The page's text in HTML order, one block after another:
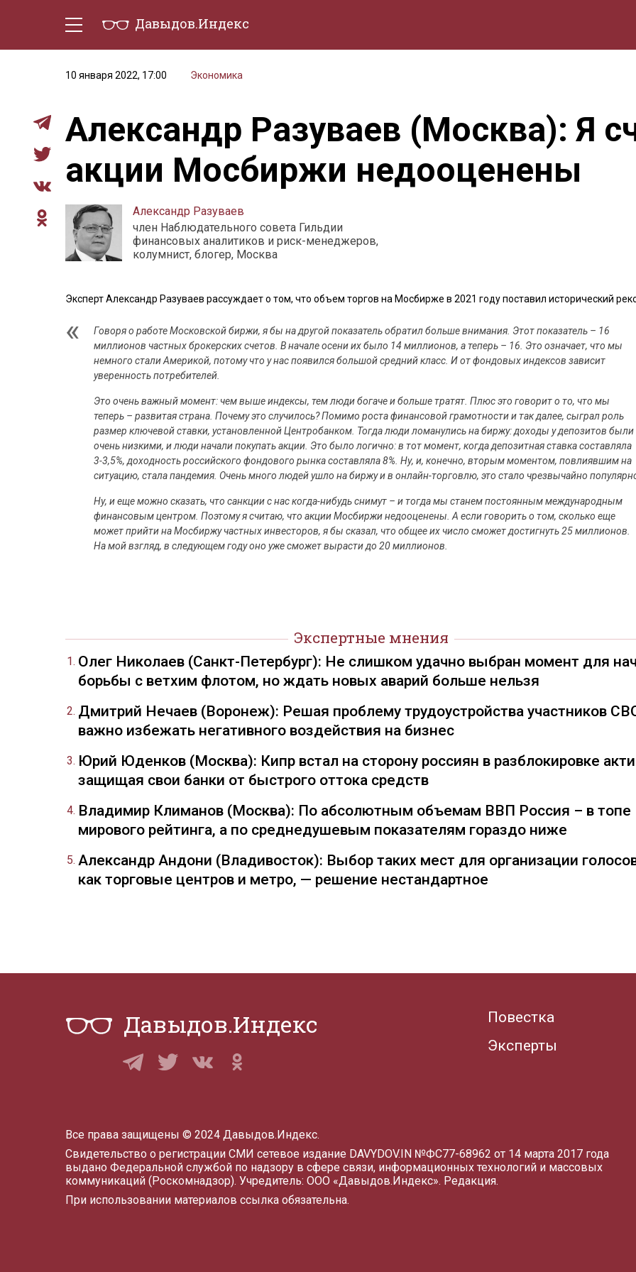
Давыдов.Индекс
10 января 2022, 17:00
Экономика
Александр Разуваев (Москва): Я
акции Мосбиржи недооценены
Александр Разуваев
член Наблюдательного совета Гильдии
финансовых аналитиков и риск-менеджеров,
колумнист, блогер, Москва
Эксперт Александр Разуваев рассуждает о том, что объем торгов на Мосбирже в 2021 году поставил исторический
Говоря о работе Московской биржи, я бы на другой показатель обратил больше внимания. Этот показатель – 16
миллионов частных брокерских счетов. В начале осени их было 14 миллионов, а теперь – 16. Это означает, что мы
немного стали Америкой, потому что у нас появился большой средний класс. И от фондовых индексов зависит
уверенность потребителей.
Это очень важный момент: чем выше индексы, тем люди богаче и больше тратят. Плюс это говорит о то, что мы
теперь – развитая страна. Почему это случилось? Помимо роста финансовой грамотности и так далее, сыграл роль
размер ключевой ставки, установленной Центробанком. Тогда люди ломанулись на биржу: доходы у депозитов были
очень низкими, и люди начали покупать акции. Это было логично: в тот момент, когда депозитная ставка составляла
3-3,5%, доходность российского фондового рынка составляла 8%. Ну, и, конечно, вторым моментом, повлиявшим на
ситуацию, стала пандемия. Очень много людей ушло на биржу и в онлайн-торговлю, это стало чрезвычайно
Ну, и еще можно сказать, что санкции с нас когда-нибудь снимут – и тогда мы станем постоянным международным
финансовым центром. Поэтому я считаю, что акции Мосбиржи недооценены. А если говорить о том, сколько еще
может прийти на Мосбиржу частных инвесторов, я бы сказал, что общее их число сможет достигнуть 25 миллионов.
На мой взгляд, в следующем году оно уже сможет вырасти до 20 миллионов.
Экспертные мнения
Олег Николаев (Санкт-Петербург): Не слишком удачно выбран момент для
борьбы с ветхим флотом, но ждать новых аварий больше нельзя
Дмитрий Нечаев (Воронеж): Решая проблему трудоустройства участников
важно избежать негативного воздействия на бизнес
Юрий Юденков (Москва): Кипр встал на сторону россиян в разблокировке
защищая свои банки от быстрого оттока средств
Владимир Климанов (Москва): По абсолютным объемам ВВП Россия – в топе
мирового рейтинга, а по среднедушевым показателям гораздо ниже
Александр Андони (Владивосток): Выбор таких мест для организации
как торговые центров и метро, — решение нестандартное
Давыдов.Индекс
Повестка
Эксперты
Все права защищены © 2024 Давыдов.Индекс.
Свидетельство о регистрации СМИ сетевое издание DAVYDOV.IN №ФС77-68962 от 14 марта 2017 года
выдано Федеральной службой по надзору в сфере связи, информационных технологий и массовых
коммуникаций (Роскомнадзор). Учредитель: ООО «Давыдов.Индекс». Редакция.
При использовании материалов ссылка обязательна.